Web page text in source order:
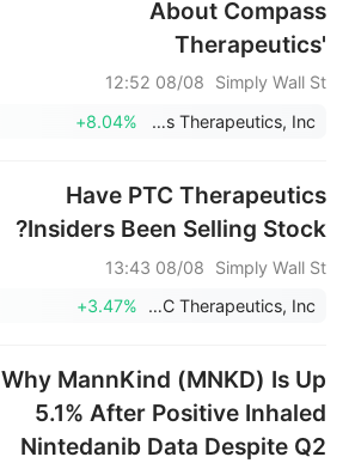
About Compass
Therapeutics'
(NASDAQ:CMPX) Cash Burn
Rate
Simply Wall St
08/08 12:52
Compass Therapeutics, Inc.
+8.04%
Have PTC Therapeutics
Insiders Been Selling Stock?
Simply Wall St
08/08 13:43
PTC Therapeutics, Inc.
+3.47%
Why MannKind (MNKD) Is Up
5.1% After Positive Inhaled
Nintedanib Data Despite Q2